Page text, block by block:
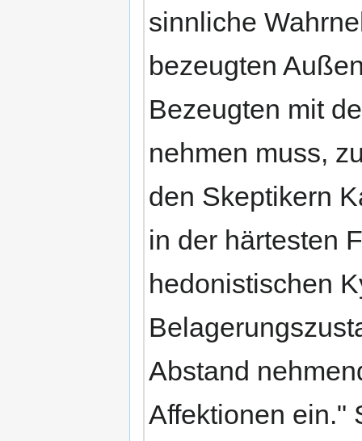
sinnliche
bezeugten
Bezeugten mit
nehmen muss,
den Skeptikern
in der härtesten
hedonistischen
Abstand
Affektionen ein."